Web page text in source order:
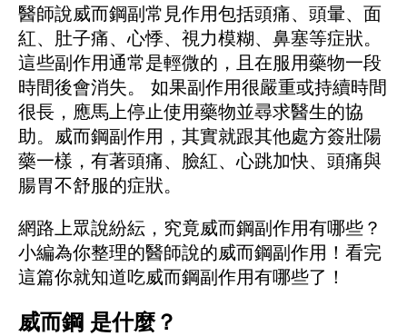
醫師說威而鋼副常見作用包括頭痛、頭暈、面
紅、肚子痛、心悸、視力模糊、鼻塞等症狀。
這些副作用通常是輕微的，且在服用藥物一段
時間後會消失。 如果副作用很嚴重或持續時間
很長，應馬上停止使用藥物並尋求醫生的協
助。威而鋼副作用，其實就跟其他處方簽壯陽
藥一樣，有著頭痛、臉紅、心跳加快、頭痛與
腸胃不舒服的症狀。
網路上眾說紛紜，究竟威而鋼副作用有哪些？
小編為你整理的醫師說的威而鋼副作用！看完
這篇你就知道吃威而鋼副作用有哪些了！
威而鋼 是什麼？